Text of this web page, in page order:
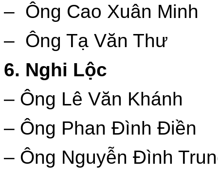
– Ông Cao Xuân Minh
– Ông Tạ Văn Thư
6. Nghi Lộc
– Ông Lê Văn Khánh
– Ông Phan Đình Điền
– Ông Nguyễn Đình